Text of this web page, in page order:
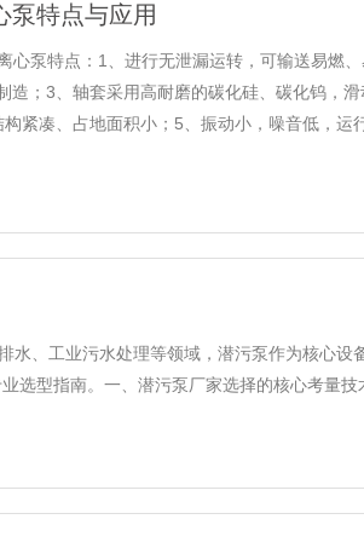
泵特点与应用
心泵特点：1、进行无泄漏运转，可输送易燃
造；3、轴套采用高耐磨的碳化硅、碳化钨，
紧凑、占地面积小；5、振动小，噪音低，运
、工业污水处理等领域，潜污泵作为核心设
选型指南。一、潜污泵厂家选择的核心考量